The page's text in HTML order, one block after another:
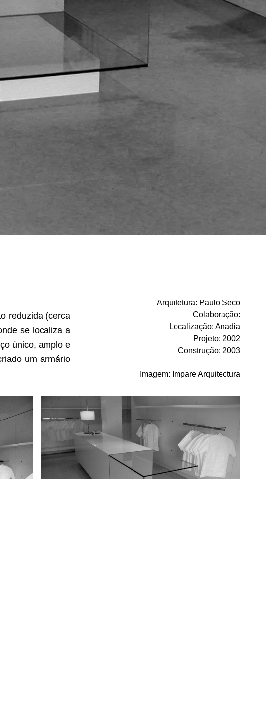
reduzida (cerca
se localiza a
único, amplo e
um armário
Arquitetura: Paulo Seco
Colaboração:
Localização: Anadia
Projeto: 2002
Construção: 2003
Imagem: Impare Arquitectura